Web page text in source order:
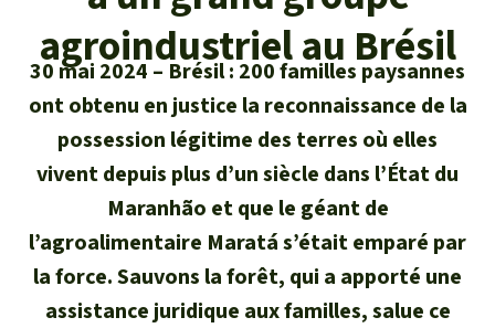
Lettre d'information
La biodiversité
L'huile de palme
Les aires protégées
Le bois tropical
Les biocarburants
Nous contacter
Transparence
Questions fréquentes
Rapports annuels
Mentions légales
Français
Deutsch
English
Español
Italiano
Português
Protection des animaux
Protection des forêts tropicales
Soutien aux activistes
Don pour une région
Asie du Sud-Est
Afrique
Amérique latine
agroindustriel au Brésil
30 mai 2024
Brésil : 200 familles paysannes
ont obtenu en justice la reconnaissance de la
possession légitime des terres où elles
vivent depuis plus d’un siècle dans l’État du
Maranhão et que le géant de
l’agroalimentaire Maratá s’était emparé par
la force. Sauvons la forêt, qui a apporté une
assistance juridique aux familles, salue ce